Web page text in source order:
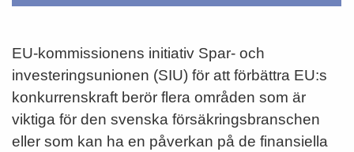
EU-kommissionens initiativ Spar- och
investeringsunionen (SIU) för att förbättra EU:s
konkurrenskraft berör flera områden som är
viktiga för den svenska försäkringsbranschen
eller som kan ha en påverkan på de finansiella